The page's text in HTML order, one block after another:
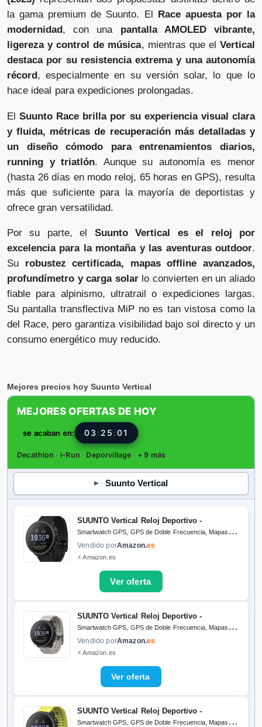
la gama premium de Suunto. El Race apuesta por la
modernidad, con una pantalla AMOLED vibrante,
ligereza y control de música, mientras que el Vertical
destaca por su resistencia extrema y una autonomía
récord, especialmente en su versión solar, lo que lo
hace ideal para expediciones prolongadas.
ElSuunto Race brilla por su experiencia visual clara
y fluida, métricas de recuperación más detalladas y
un diseño cómodo para entrenamientos diarios,
running y triatlón. Aunque su autonomía es menor
(hasta 26 días en modo reloj, 65 horas en GPS), resulta
más que suficiente para la mayoría de deportistas y
ofrece gran versatilidad.
Por su parte, el Suunto Vertical es el reloj por
excelencia para la montaña y las aventuras outdoor.
Su robustez certificada, mapas offline avanzados,
profundímetro y carga solarlo convierten en un aliado
fiable para alpinismo, ultratrail o expediciones largas.
Su pantalla transflectiva MiP no es tan vistosa como la
del Race, pero garantiza visibilidad bajo sol directo y un
consumo energético muy reducido.
Mejores precios hoy Suunto Vertical
MEJORES OFERTAS DE HOY
se acaban en: 03 : 24 :59
Decathlon ·i-Run · Deporvillage · + 9 más
Suunto Vertical
SUUNTO Vertical Reloj Deportivo -
Smartwatch GPS, GPS de Doble Frecuencia, Mapas sin
Conexión Gratuitos, Autonomía de hasta 50 Días,
Carcasa Resistente Militarmente, Resistente al Agua
Vendido porAmazon.es
⚡ Amazon.es
SUUNTO Vertical Reloj Deportivo -
Smartwatch GPS, GPS de Doble Frecuencia, Mapas sin
Conexión Gratuitos, Autonomía de hasta 50 Días,
Carcasa Resistente Militarmente, Resistente al Agua
Vendido porAmazon.es
⚡ Amazon.es
SUUNTO Vertical Reloj Deportivo -
Smartwatch GPS, GPS de Doble Frecuencia, Mapas sin